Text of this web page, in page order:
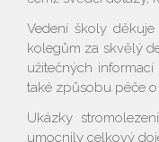
Vedení školy
kolegům za skvělý
užitečných
také způsobu péče o
Ukázky
umocnily celkový